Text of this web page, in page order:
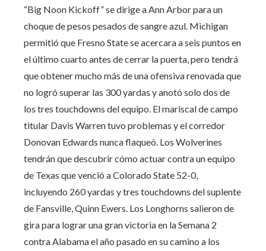
“Big Noon Kickoff” se dirige a Ann Arbor para un
choque de pesos pesados ​​de sangre azul. Michigan
permitió que Fresno State se acercara a seis puntos en
el último cuarto antes de cerrar la puerta, pero tendrá
que obtener mucho más de una ofensiva renovada que
no logró superar las 300 yardas y anotó solo dos de
los tres touchdowns del equipo. El mariscal de campo
titular Davis Warren tuvo problemas y el corredor
Donovan Edwards nunca flaqueó. Los Wolverines
tendrán que descubrir cómo actuar contra un equipo
de Texas que venció a Colorado State 52-0,
incluyendo 260 yardas y tres touchdowns del suplente
de Fansville, Quinn Ewers. Los Longhorns salieron de
gira para lograr una gran victoria en la Semana 2
contra Alabama el año pasado en su camino a los